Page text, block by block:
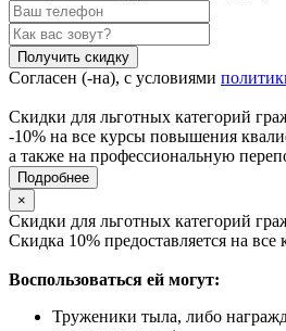
Получить скидку
Согласен (-на), с условиями
Скидки для льготных категорий
-10% на все курсы повышения
а также на профессиональную
Подробнее
×
Скидки для льготных категорий
Скидка 10% предоставляется на
Воспользоваться ей могут:
Труженики тыла, либо